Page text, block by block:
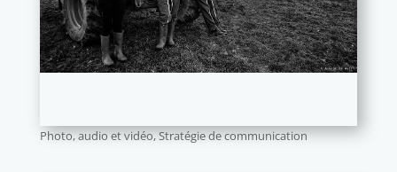
Photo, audio et vidéo,Stratégie de communication